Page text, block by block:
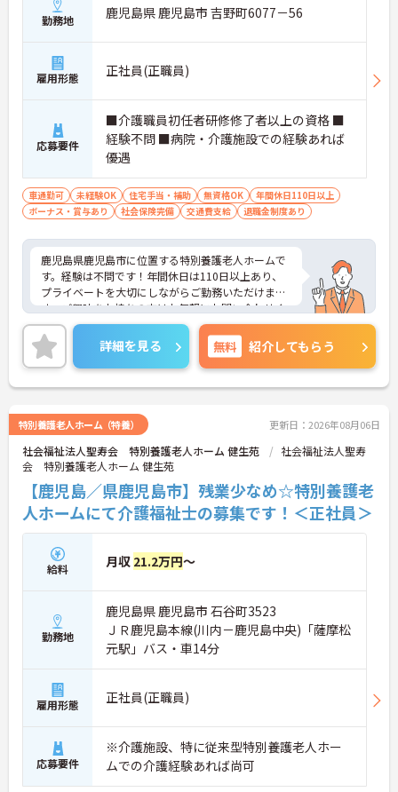
勤務地 鹿児島県 鹿児島市 吉野町6077－56
雇用形態 正社員(正職員)
応募要件
■介護職員初任者研修修了者以上の資格 ■
経験不問 ■病院・介護施設での経験あれば
優遇
車通勤可 未経験OK 住宅手当・補助 無資格OK
年間休日110日以上
ボーナス・賞与あり
社会保険完備 交通費支給 退職金制度あり
鹿児島県鹿児島市に位置する特別養護老人ホームで
す。経験は不問です！年間休日は110日以上あり、
プライベートを大切にしながらご勤務いただけま
す。ご興味をお持ちの方はお気軽にお問い合わせく
ださい。
詳細を見る 無料 紹介してもらう
特別養護老人ホーム（特養） 更新日：2026年08月06日
社会福祉法人聖寿会 特別養護老人ホーム 健生苑
社会福祉法人聖寿
会 特別養護老人ホーム 健生苑
【鹿児島／県鹿児島市】残業少なめ☆特別養護老
人ホームにて介護福祉士の募集です！＜正社員＞
給料 月収 21.2万円～
勤務地
鹿児島県 鹿児島市 石谷町3523
ＪＲ鹿児島本線(川内－鹿児島中央)「薩摩松
元駅」バス・車14分
雇用形態 正社員(正職員)
応募要件
※介護施設、特に従来型特別養護老人ホー
ムでの介護経験あれば尚可